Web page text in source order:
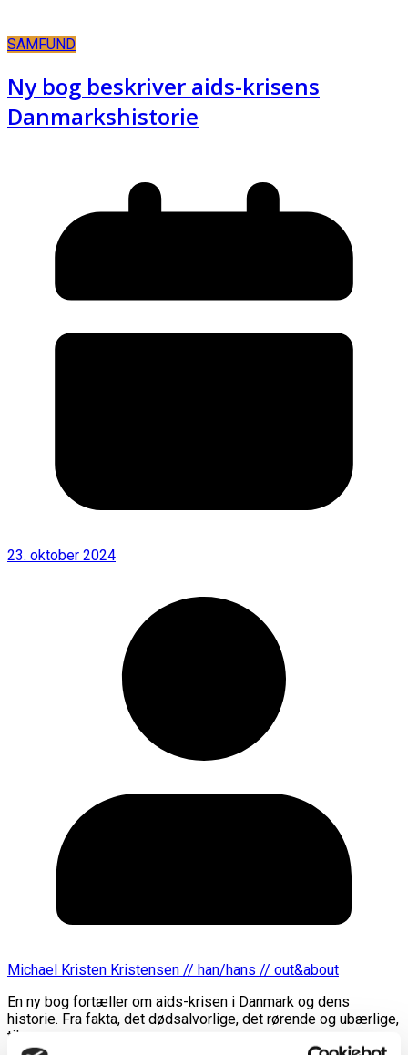
SAMFUND
Ny bog beskriver aids-krisens
Danmarkshistorie
23. oktober 2024
Michael Kristen Kristensen // han/hans // out&about
En ny bog fortæller om aids-krisen i Danmark og dens
historie. Fra fakta, det dødsalvorlige, det rørende og ubærlige,
til